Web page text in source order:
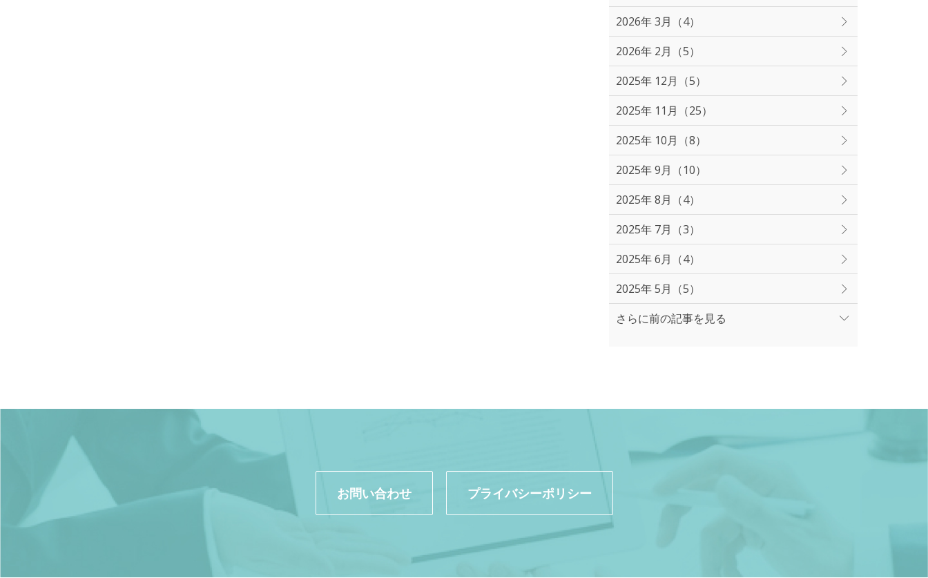
2026年 3月（4）
2026年 2月（5）
2025年 12月（5）
2025年 11月（25）
2025年 10月（8）
2025年 9月（10）
2025年 8月（4）
2025年 7月（3）
2025年 6月（4）
2025年 5月（5）
さらに前の記事を見る
お問い合わせ プライバシーポリシー